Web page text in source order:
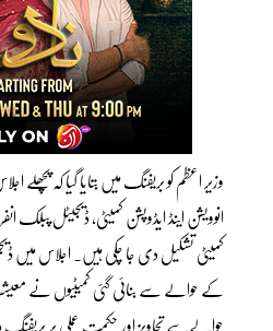
وزیر اعظم کو بریفنگ میں بتایا گیا کہ پچھلے
انوویشن اینڈ ایڈوپشن کمیٹی، ڈیجیٹل پبلک
کمیٹی تشکیل دی جا چکی ہیں۔ اجلاس میں
کے حوالے سے بنائی گئی کمیٹیوں نے